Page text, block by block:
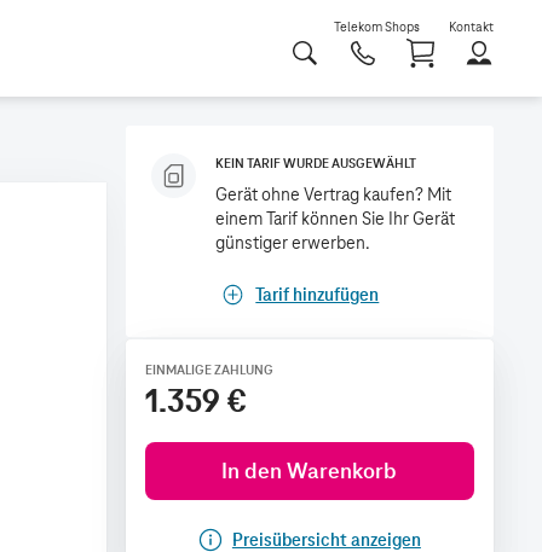
Telekom Shops Kontakt
KEIN TARIF WURDE AUSGEWÄHLT
Gerät ohne Vertrag kaufen? Mit
einem Tarif können Sie Ihr Gerät
günstiger erwerben.
Tarif hinzufügen
EINMALIGE ZAHLUNG
1.359 €
In den Warenkorb
Preisübersicht anzeigen